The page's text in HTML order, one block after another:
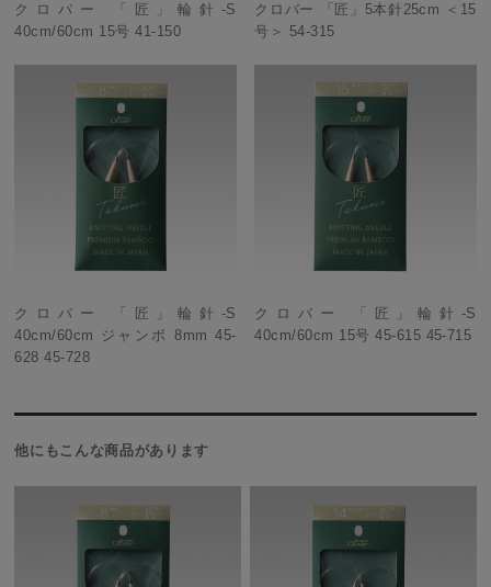
クロバー 「匠」輪針-S
40cm/60cm 15号 41-150
クロバー 「匠」5本針25cm ＜15
号＞ 54-315
クロバー 「匠」輪針-S
40cm/60cm ジャンボ 8mm 45-
628 45-728
クロバー 「匠」輪針-S
40cm/60cm 15号 45-615 45-715
他にもこんな商品があります